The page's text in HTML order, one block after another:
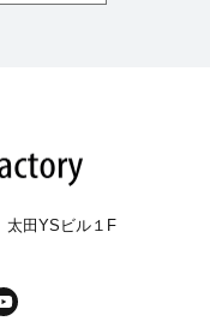
太田YSビル１F